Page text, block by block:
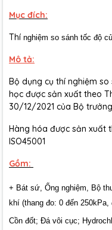
Mục đích:
Thí nghiệm so sánh tốc độ
Mô tả:
Bộ dụng cụ thí nghiệm
học được sản xuất theo
30/12/2021 của Bộ
Hàng hóa được sản xuất
ISO45001
Gồm:
+ Bát sứ, Ống nghiệm, Bộ
khí (thang đo: 0 đến
Cồn đốt; Đá vôi cục;